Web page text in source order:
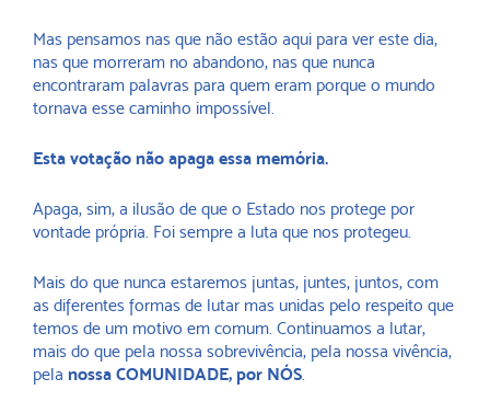
Mas pensamos nas que não estão aqui para ver este dia,
nas que morreram no abandono, nas que nunca
encontraram palavras para quem eram porque o mundo
tornava esse caminho impossível.
Esta votação não apaga essa memória.
Apaga, sim, a ilusão de que o Estado nos protege por
vontade própria. Foi sempre a luta que nos protegeu.
Mais do que nunca estaremos juntas, juntes, juntos, com
as diferentes formas de lutar mas unidas pelo respeito que
temos de um motivo em comum. Continuamos a lutar,
mais do que pela nossa sobrevivência, pela nossa vivência,
pela nossa COMUNIDADE, por NÓS.